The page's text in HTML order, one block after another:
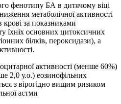
фенотипу БА в дитячому віці
метаболічної активності
крові за показниками
їхніх основ­них цитоксичних
білків, пероксидази), а
активності (менше 60%)
2,0 у.о.) еозинофільних
з вірогідно вищим ризиком
астми